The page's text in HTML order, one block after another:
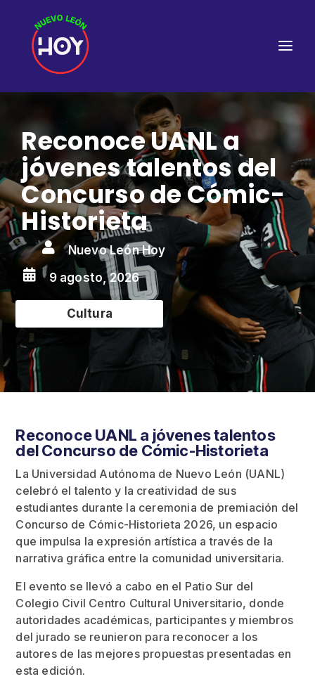
Reconoce UANL a
jóvenes talentos del
Concurso de Cómic-
Historieta
 Nuevo León Hoy
 9 agosto, 2026
Cultura
Reconoce UANL a jóvenes talentos
del Concurso de Cómic-Historieta
La Universidad Autónoma de Nuevo León (UANL)
celebró el talento y la creatividad de sus
estudiantes durante la ceremonia de premiación del
Concurso de Cómic-Historieta 2026, un espacio
que impulsa la expresión artística a través de la
narrativa gráfica entre la comunidad universitaria.
El evento se llevó a cabo en el Patio Sur del
Colegio Civil Centro Cultural Universitario, donde
autoridades académicas, participantes y miembros
del jurado se reunieron para reconocer a los
autores de las mejores propuestas presentadas en
esta edición.